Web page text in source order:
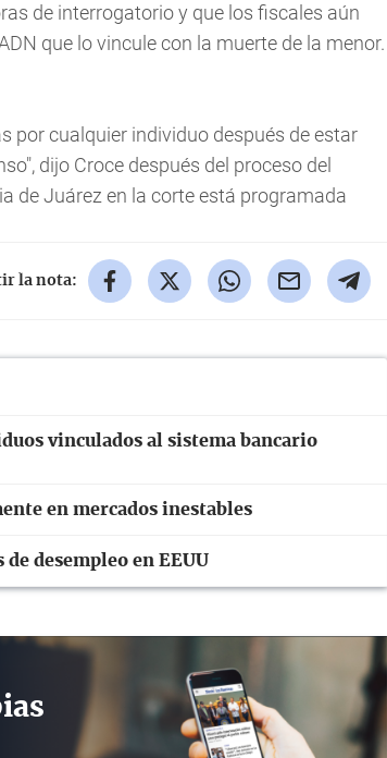
de interrogatorio y que los fiscales aún
que lo vincule con la muerte de la menor.
por cualquier individuo después de estar
dijo Croce después del proceso del
de Juárez en la corte está programada
la nota:
vinculados al sistema bancario
en mercados inestables
desempleo en EEUU